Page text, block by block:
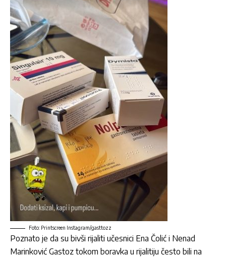
Foto: Printscreen Instagram/gasttozz
Poznato je da su bivši rijaliti učesnici Ena Čolić i Nenad
Marinković Gastoz tokom boravka u rijalitiju često bili na